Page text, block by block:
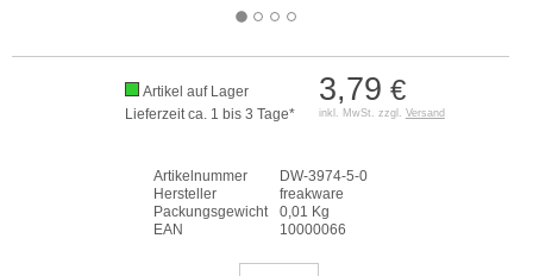
3,79 €
inkl. MwSt. zzgl. Versand
Artikel auf Lager
Lieferzeit ca. 1 bis 3 Tage*
Artikelnummer
DW-3974-5-0
Hersteller
freakware
Packungsgewicht
0,01 Kg
EAN
10000066